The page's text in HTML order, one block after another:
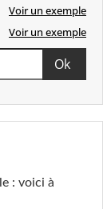
Voir un exemple
Voir un exemple
: voici à